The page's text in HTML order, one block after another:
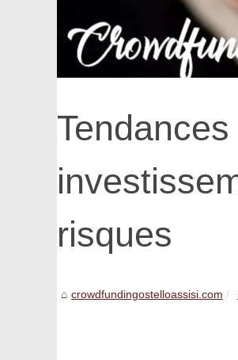
risques
crowdfundingostelloassisi.com